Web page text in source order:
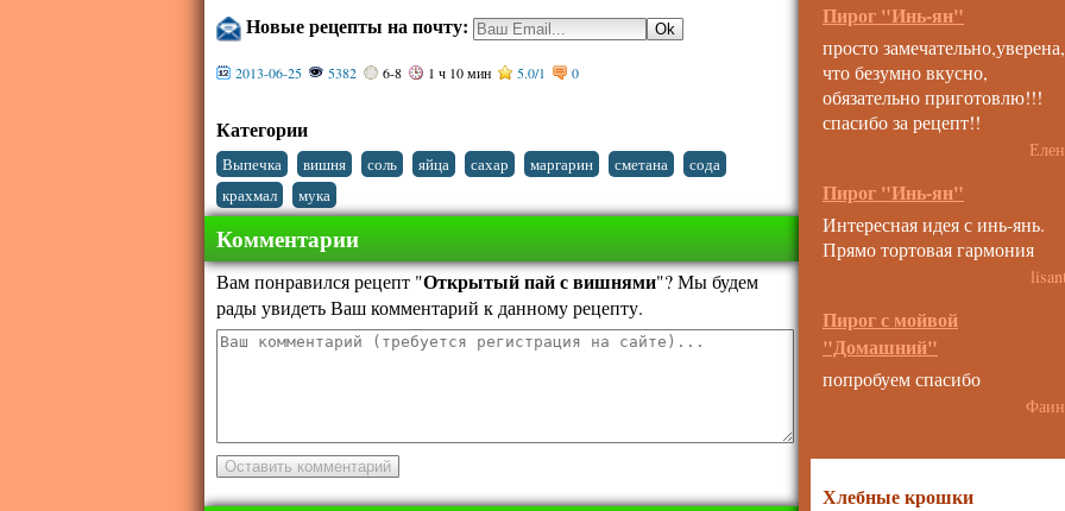
Новые рецепты на почту:
2013-06-25 5382 6-8 1 ч 10 мин 5.0/1 0
Категории
Выпечка вишня соль яйца сахар маргарин сметана сода
крахмал мука
Комментарии
Вам понравился рецепт "Открытый пай с вишнями"? Мы будем
рады увидеть Ваш комментарий к данному рецепту.
Пирог "Инь-ян"
просто замечательно,уверена,
что безумно вкусно,
обязательно приготовлю!!!
спасибо за рецепт!!
Пирог "Инь-ян"
Интересная идея с инь-янь.
Прямо тортовая гармония
Пирог с мойвой
"Домашний"
попробуем спасибо
Хлебные крошки